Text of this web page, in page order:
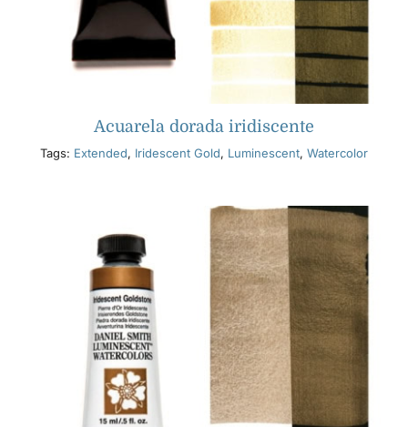
Acuarela dorada iridiscente
Tags: Extended, Iridescent Gold, Luminescent, Watercolor